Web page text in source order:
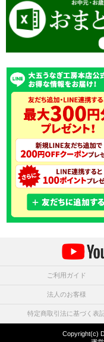
ご利用ガイド
法人のお客様
特定商取引法に基づく表
Copyright(c)